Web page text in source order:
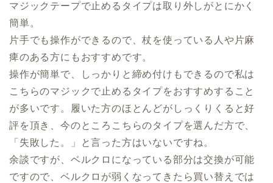
マジックテープで止めるタイプは取り外しがとにかく
簡単。
片手でも操作ができるので、杖を使っている人や片麻
痺のある方にもおすすめです。
操作が簡単で、しっかりと締め付けもできるので私は
こちらのマジックで止めるタイプをおすすめすること
が多いです。履いた方のほとんどがしっくりくると好
評を頂き、今のところこちらのタイプを選んだ方で、
「失敗した。」と言った方はいないですね。
余談ですが、ベルクロになっている部分は交換が可能
ですので、ベルクロが弱くなってきたら買い替えでは